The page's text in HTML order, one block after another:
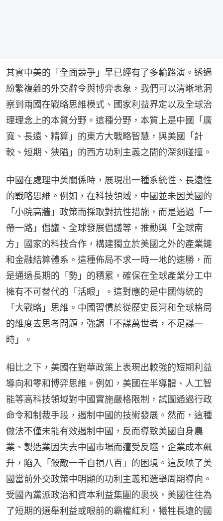
其實中美的「全面競爭」早已經有了多輪路演。透過
紛繁複雜的外交辭令與博弈表象，我們可以清晰地洞
察到兩國在戰略思維模式、國家利益界定以及全球治
理理念上的本質分野。這種分野，本質上是中國「廣
寬、長遠、精算」的東方大戰略智慧，與美國「計
較、短期、狹隘」的西方功利主義之間的深刻碰撞。
中國在處理中美關係時，展現出一種系統性、長遠性
的戰略思維。例如，在科技領域，中國並未因美國的
「小院高牆」政策而採取對抗性措施，而是通過「一
帶一路」倡議、全球發展倡議等，推動與「全球南
方」國家的科技合作，構建獨立於美國之外的產業鏈
和金融結算體系。這種佈局不求一時一地的速勝，而
是通過長期的「勢」的積累，確保在全球產業分工中
擁有不可替代的「活眼」。這對應的是中國傳統的
「大戰略」思維。中國習慣於從歷史長河和全球格局
的維度去思考問題，強調「不謀萬世者，不足謀一
時」。
相比之下，美國在對華政策上表現出較強的短期利益
導向和零和博弈思維。例如，美國在半導體、人工智
能等高科技領域對中國實施嚴格限制，試圖通過行政
命令和制裁手段，遏制中國的技術發展。然而，這種
做法不僅未能有效遏制中國，反而導致美國自身農
業、製造業因失去中國市場而遭受反噬，企業成本飆
升，陷入「殺敵一千自損八百」的困境。這反映了美
國當前外交政策中明顯的功利主義和選舉周期導向。
受國內黨派政治和資本利益集團的裹挾，美國往往為
了短期的選舉利益或眼前的霸權紅利，犧牲長遠的國